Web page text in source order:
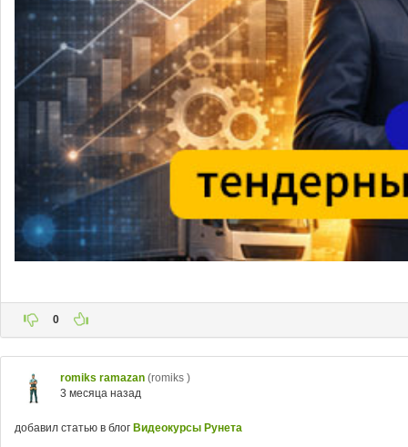
0
romiks ramazan (romiks )
3 месяца назад
добавил статью в блог Видеокурсы Рунета